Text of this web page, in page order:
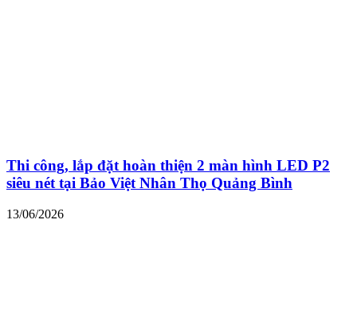
Thi công, lắp đặt hoàn thiện 2 màn hình LED P2
siêu nét tại Bảo Việt Nhân Thọ Quảng Bình
13/06/2026